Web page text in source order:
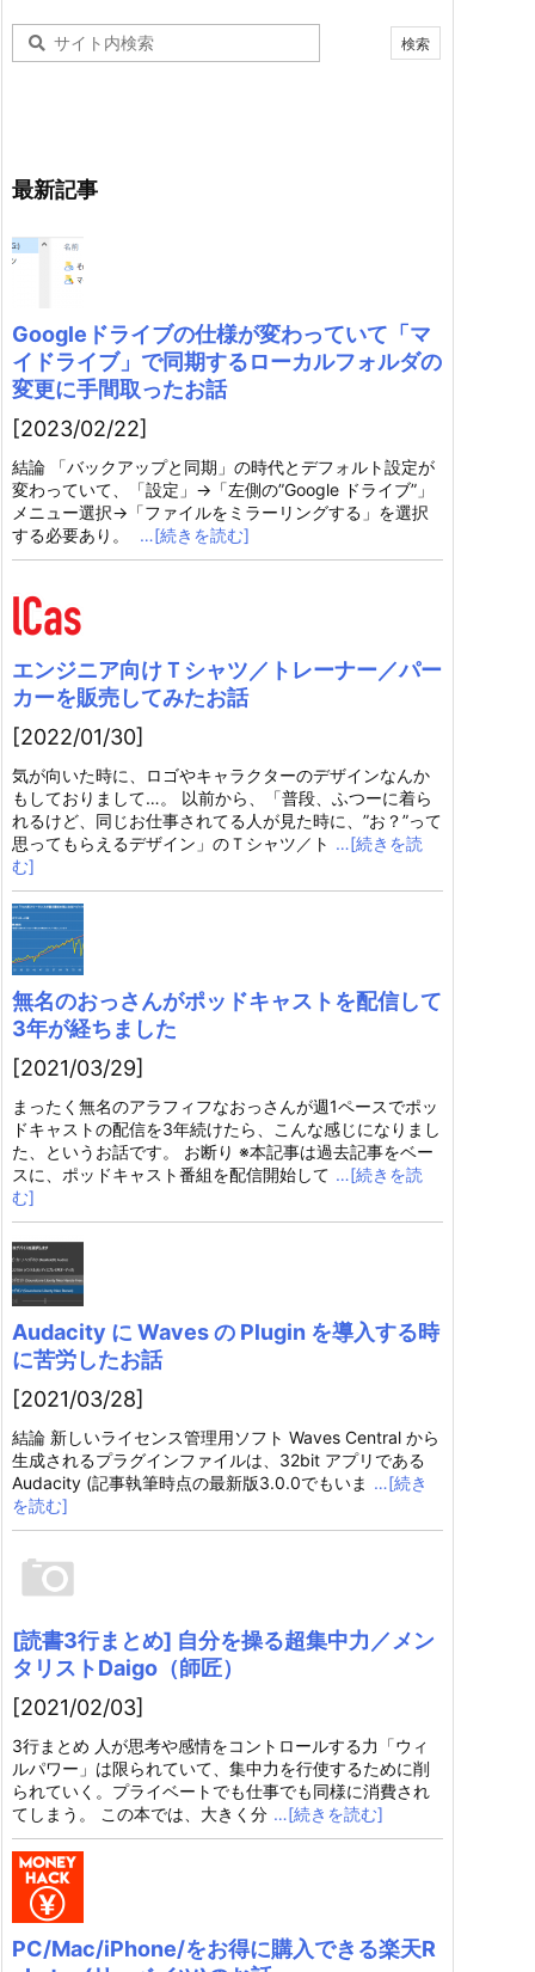
最新記事
Googleドライブの仕様が変わっていて「マ
イドライブ」で同期するローカルフォルダの
変更に手間取ったお話
[2023/02/22]
結論 「バックアップと同期」の時代とデフォルト設定が
変わっていて、「設定」→「左側の”Google ドライブ”」
メニュー選択→「ファイルをミラーリングする」を選択
する必要あり。
…[続きを読む]
エンジニア向けＴシャツ／トレーナー／パー
カーを販売してみたお話
[2022/01/30]
気が向いた時に、ロゴやキャラクターのデザインなんか
もしておりまして…。 以前から、「普段、ふつーに着ら
れるけど、同じお仕事されてる人が見た時に、”お？”って
思ってもらえるデザイン」のＴシャツ／ト …[続きを読
む]
無名のおっさんがポッドキャストを配信して
3年が経ちました
[2021/03/29]
まったく無名のアラフィフなおっさんが週1ペースでポッ
ドキャストの配信を3年続けたら、こんな感じになりまし
た、というお話です。 お断り ※本記事は過去記事をベー
スに、ポッドキャスト番組を配信開始して …[続きを読
む]
Audacity に Waves の Plugin を導入する時
に苦労したお話
[2021/03/28]
結論 新しいライセンス管理用ソフト Waves Central から
生成されるプラグインファイルは、32bit アプリである
Audacity (記事執筆時点の最新版3.0.0でもいま …[続き
を読む]
[読書3行まとめ] 自分を操る超集中力／メン
タリストDaigo（師匠）
[2021/02/03]
3行まとめ 人が思考や感情をコントロールする力「ウィ
ルパワー」は限られていて、集中力を行使するために削
られていく。プライベートでも仕事でも同様に消費され
てしまう。 この本では、大きく分 …[続きを読む]
PC/Mac/iPhone/をお得に購入できる楽天R